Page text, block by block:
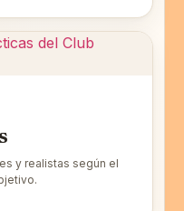
y realistas según el